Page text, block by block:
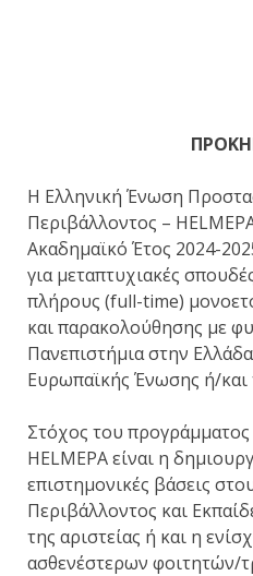
Η Ελληνική Ένωση
Περιβάλλοντος –
Ακαδημαϊκό Έτος 2024-
για μεταπτυχιακές
πλήρους (full-time)
και παρακολούθησης με
Πανεπιστήμια στην
Ευρωπαϊκής Ένωσης ή/και
Στόχος του
HELMEPA είναι η
επιστημονικές βάσεις
Περιβάλλοντος και
της αριστείας ή και η
ασθενέστερων φοιτητών/